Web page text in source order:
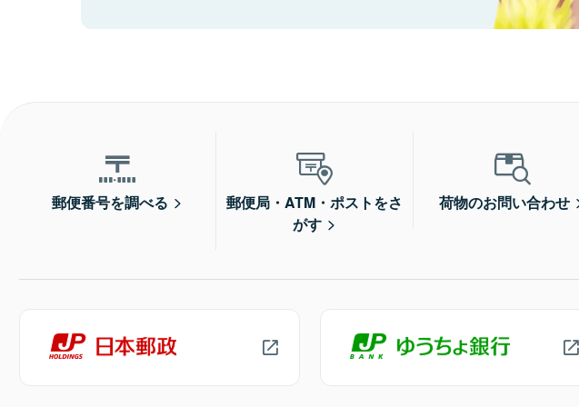
郵便番号を調べる
郵便局・ATM・ポストをさ
がす
荷物のお問い合わせ